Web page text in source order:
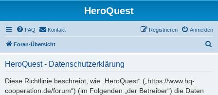
HeroQuest
FAQ Kontakt Anmelden
Registrieren
Foren-Übersicht
HeroQuest - Datenschutzerklärung
Diese Richtlinie beschreibt, wie „HeroQuest“ („https://www.hq-
cooperation.de/forum“) (im Folgenden „der Betreiber“) die Daten